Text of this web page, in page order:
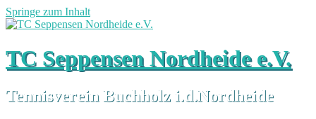
Springe zum Inhalt
TC Seppensen Nordheide e.V.
Tennisverein Buchholz i.d.Nordheide